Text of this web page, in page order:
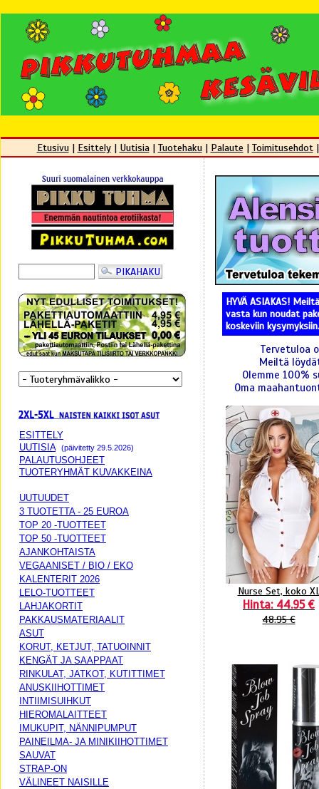
Etusivu| Esittely| Uutisia| Tuotehaku| Palaute | Toimitusehdot
ESITTELY
UUTISIA
(päivitetty 29.5.2026)
PALAUTUSOHJEET
TUOTERYHMÄT KUVAKKEINA
UUTUUDET
3 TUOTETTA - 25 EUROA
TOP 20 -TUOTTEET
TOP 50 -TUOTTEET
AJANKOHTAISTA
VEGAANISET / BIO / EKO
KALENTERIT 2026
LELO-TUOTTEET
LAHJAKORTIT
PAKKAUSMATERIAALIT
ASUT
KORUT, KETJUT, TATUOINNIT
KENGÄT JA SAAPPAAT
RINKULAT, JATKOT, KUTITTIMET
ANUSKIIHOTTIMET
INTIIMISUIHKUT
HIEROMALAITTEET
IMUKUPIT, NÄNNIPUMPUT
PAINEILMA- JA MINIKIIHOTTIMET
SAUVAT
STRAP-ON
VÄLINEET NAISILLE
HYVÄ ASIAKAS!
vasta kun noudat
koskeviin
Tervetuloa
Meiltä
Olemme 100%
Oma
Nurse Set, koko
Hinta: 44.95 €
48.95 €